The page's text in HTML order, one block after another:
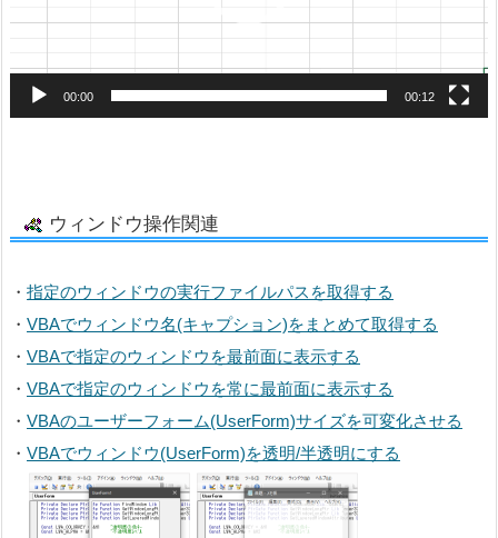
ヤ
00:00 00:12
ウィンドウ操作関連
・ 指定のウィンドウの実行ファイルパスを取得する
・ VBAでウィンドウ名(キャプション)をまとめて取得する
・ VBAで指定のウィンドウを最前面に表示する
・ VBAで指定のウィンドウを常に最前面に表示する
・ VBAのユーザーフォーム(UserForm)サイズを可変化させる
・ VBAでウィンドウ(UserForm)を透明/半透明にする